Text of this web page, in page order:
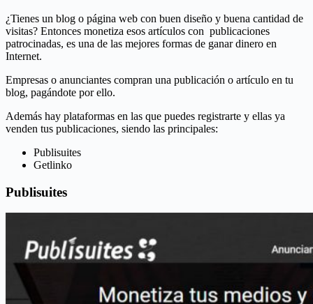
¿Tienes un blog o página web con buen diseño y buena cantidad de
visitas? Entonces monetiza esos artículos con publicaciones
patrocinadas, es una de las mejores formas de ganar dinero en
Internet.
Empresas o anunciantes compran una publicación o artículo en tu
blog, pagándote por ello.
Además hay plataformas en las que puedes registrarte y ellas ya
venden tus publicaciones, siendo las principales:
Publisuites
Getlinko
Publisuites